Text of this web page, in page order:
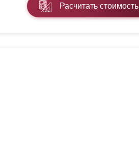
Расчитать стоимость